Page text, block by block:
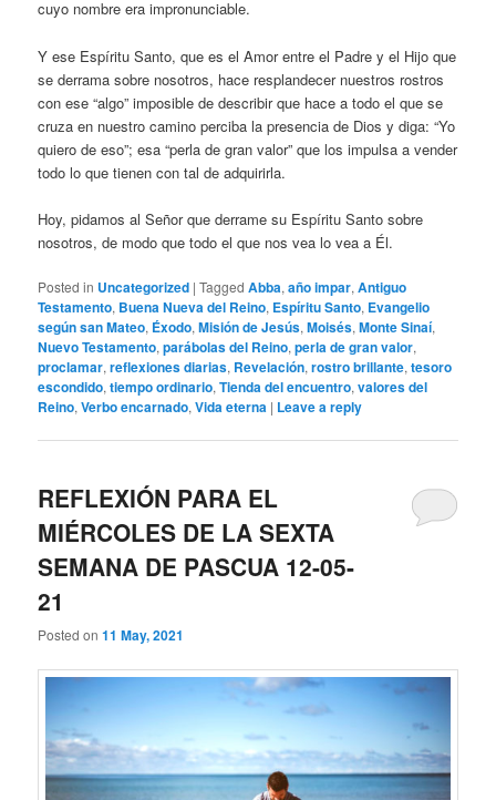
cuyo nombre era impronunciable.
Y ese Espíritu Santo, que es el Amor entre el Padre y el Hijo que
se derrama sobre nosotros, hace resplandecer nuestros rostros
con ese “algo” imposible de describir que hace a todo el que se
cruza en nuestro camino perciba la presencia de Dios y diga: “Yo
quiero de eso”; esa “perla de gran valor” que los impulsa a vender
todo lo que tienen con tal de adquirirla.
Hoy, pidamos al Señor que derrame su Espíritu Santo sobre
nosotros, de modo que todo el que nos vea lo vea a Él.
Posted in Uncategorized |Tagged Abba,año impar,Antiguo
Testamento, Buena Nueva del Reino, Espíritu Santo, Evangelio
según san Mateo, Éxodo,Misión de Jesús,Moisés,Monte Sinaí,
Nuevo Testamento,parábolas del Reino,perla de gran valor,
proclamar,reflexiones diarias, Revelación,rostro brillante,tesoro
escondido,tiempo ordinario,Tienda del encuentro,valores del
Reino,Verbo encarnado,Vida eterna | Leave a reply
REFLEXIÓN PARA EL
MIÉRCOLES DE LA SEXTA
SEMANA DE PASCUA 12-05-
21
Posted on11 May, 2021